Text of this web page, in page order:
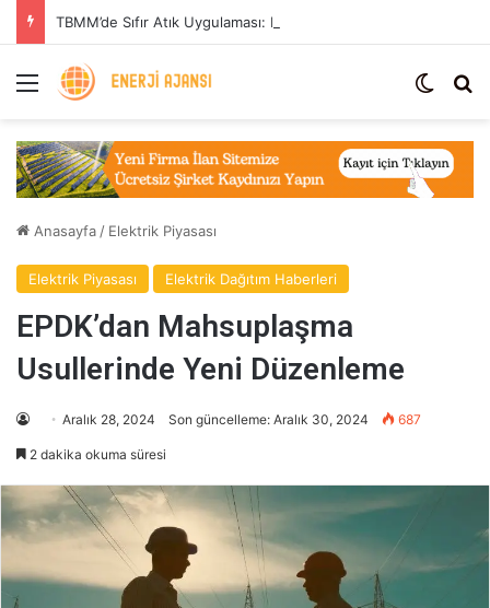
Menü Dış
Anasayfa / Elektrik Piyasası
Elektrik Piyasası Elektrik Dağıtım Haberleri
EPDK’dan Mahsuplaşma
Usullerinde Yeni Düzenleme
Aralık 28, 2024 Son güncelleme: Aralık 30, 2024 687
2 dakika okuma süresi